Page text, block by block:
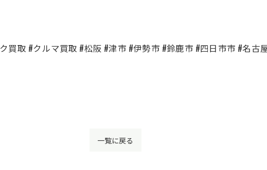
取 #クルマ買取 #松阪 #津市 #伊勢市 #鈴鹿市 #四日市市 #名古
一覧に戻る